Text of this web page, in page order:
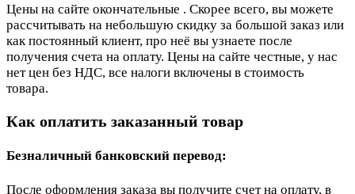
Цены на сайте окончательные . Скорее всего, вы можете
рассчитывать на небольшую скидку за большой заказ или
как постоянный клиент, про неё вы узнаете после
получения счета на оплату. Цены на сайте честные, у нас
нет цен без НДС, все налоги включены в стоимость
товара.
Как оплатить заказанный товар
Безналичный банковский перевод:
После оформления заказа вы получите счет на оплату, в